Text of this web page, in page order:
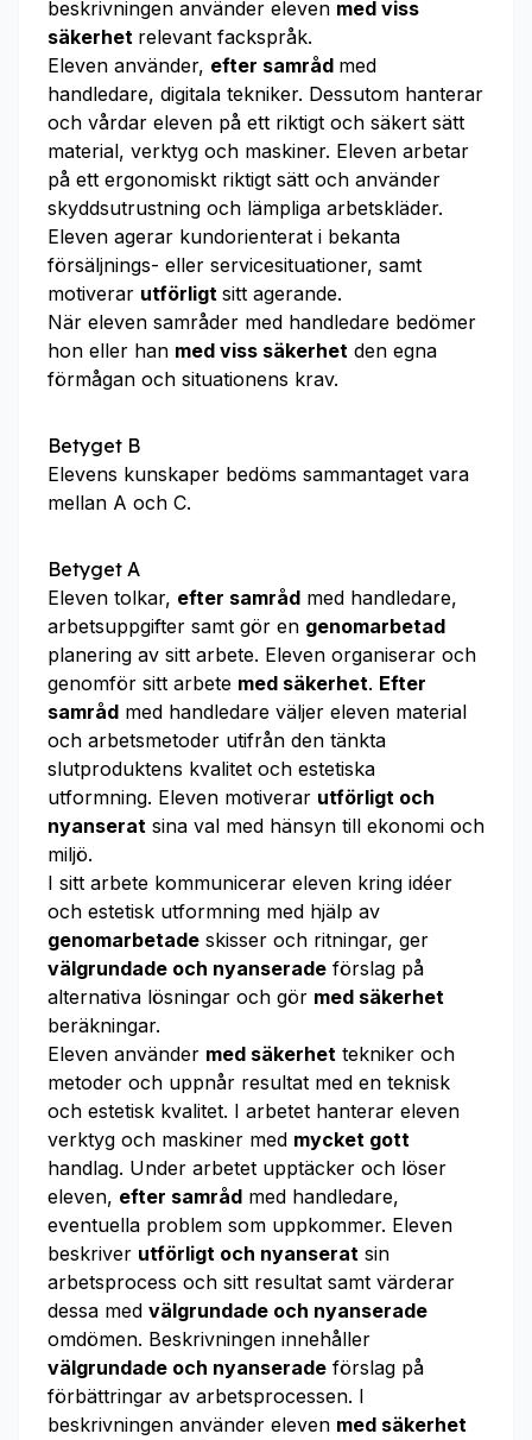
beskrivningen använder eleven med viss
säkerhet relevant fackspråk.
Eleven använder, efter samråd med
handledare, digitala tekniker. Dessutom hanterar
och vårdar eleven på ett riktigt och säkert sätt
material, verktyg och maskiner. Eleven arbetar
på ett ergonomiskt riktigt sätt och använder
skyddsutrustning och lämpliga arbetskläder.
Eleven agerar kundorienterat i bekanta
försäljnings- eller servicesituationer, samt
motiverar utförligt sitt agerande.
När eleven samråder med handledare bedömer
hon eller han med viss säkerhet den egna
förmågan och situationens krav.
Betyget B
Elevens kunskaper bedöms sammantaget vara
mellan A och C.
Betyget A
Eleven tolkar, efter samråd med handledare,
arbetsuppgifter samt gör en genomarbetad
planering av sitt arbete. Eleven organiserar och
genomför sitt arbete med säkerhet. Efter
samråd med handledare väljer eleven material
och arbetsmetoder utifrån den tänkta
slutproduktens kvalitet och estetiska
utformning. Eleven motiverar utförligt och
nyanserat sina val med hänsyn till ekonomi och
miljö.
I sitt arbete kommunicerar eleven kring idéer
och estetisk utformning med hjälp av
genomarbetade skisser och ritningar, ger
välgrundade och nyanserade förslag på
alternativa lösningar och gör med säkerhet
beräkningar.
Eleven använder med säkerhet tekniker och
metoder och uppnår resultat med en teknisk
och estetisk kvalitet. I arbetet hanterar eleven
verktyg och maskiner med mycket gott
handlag. Under arbetet upptäcker och löser
eleven, efter samråd med handledare,
eventuella problem som uppkommer. Eleven
beskriver utförligt och nyanserat sin
arbetsprocess och sitt resultat samt värderar
dessa med välgrundade och nyanserade
omdömen. Beskrivningen innehåller
välgrundade och nyanserade förslag på
förbättringar av arbetsprocessen. I
beskrivningen använder eleven med säkerhet